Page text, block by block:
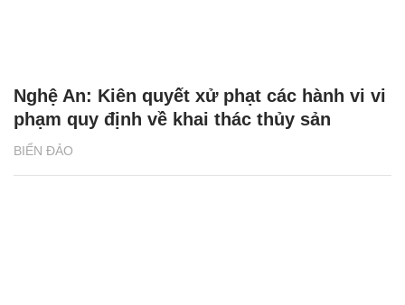
BIỂN ĐẢO
Nghệ An: Kiên quyết xử phạt các hành vi vi
phạm quy định về khai thác thủy sản